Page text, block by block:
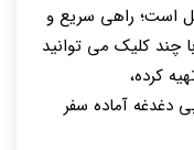
است؛ راهی سریع و
چند کلیک می توانید
کرده،
دغدغه آماده سفر